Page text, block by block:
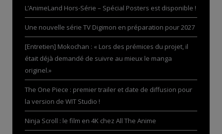
L’AnimeLand Hors-Série – Spécial Posters est disponible !
Une nouvelle série TV Digimon en préparation pour 2027
[Entretien] Mokochan : « Lors des prémices du projet, il
était déjà demandé de suivre au mieux le manga
originel.»
The One Piece : premier trailer et date de diffusion pour
la version de WIT Studio !
Ninja Scroll : le film en 4K chez All The Anime